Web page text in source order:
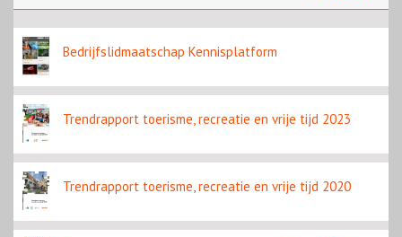
slaapplaatsen
Bedrijfslidmaatschap Kennisplatform
Trendrapport toerisme, recreatie en vrije tijd 2023
Trendrapport toerisme, recreatie en vrije tijd 2020